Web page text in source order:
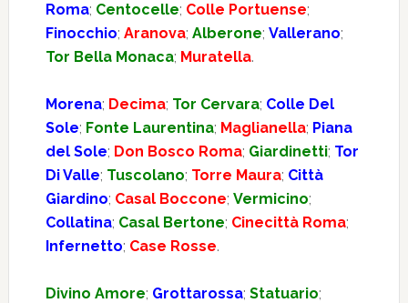
Roma; Centocelle; Colle Portuense;
Finocchio; Aranova; Alberone; Vallerano;
Tor Bella Monaca; Muratella.
Morena; Decima; Tor Cervara; Colle Del
Sole; Fonte Laurentina; Maglianella; Piana
del Sole; Don Bosco Roma; Giardinetti; Tor
Di Valle; Tuscolano; Torre Maura; Città
Giardino; Casal Boccone; Vermicino;
Collatina; Casal Bertone; Cinecittà Roma;
Infernetto; Case Rosse.
Divino Amore; Grottarossa; Statuario;